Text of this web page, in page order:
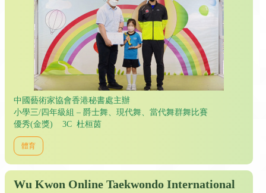
中國藝術家協會香港秘書處主辦
小學三/四年級組 – 爵士舞、現代舞、當代舞群舞比賽
優秀(金獎) 3C 杜桓茵
體育
Wu Kwon Online Taekwondo International